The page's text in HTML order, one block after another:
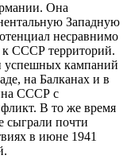
Она
Западную
несравнимо
к СССР территорий.
успешных кампаний
на Балканах и в
СССР с
В то же время
сыграли почти
в июне 1941